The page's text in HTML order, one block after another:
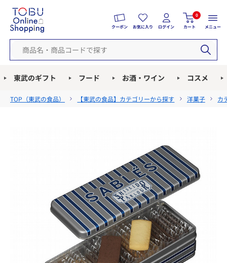
クーポン お気に入り ログイン
0
カート メニュー
東武のギフト フード お酒・ワイン コスメ
TOP（東武の食品） 【東武の食品】カテゴリーから探す 洋菓子 カ